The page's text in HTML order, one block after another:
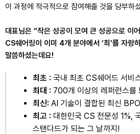
이 과정에 적극적으로 참여해줄 것을 당부하
대표님은 “작은 성공이 모여 큰 성공으로 이
CS쉐어링이 이미 4개 분야에서 ‘최’를 자랑
말씀하셨는데요!
최초 : 국내 최초 CS쉐어드 서비
최대 : 700개 이상의 레퍼런스를
최신: AI 기술이 결합된 최신
최고 : 대한민국 CS 전문성 1%,
스탠다드가 되는 그 날까지!